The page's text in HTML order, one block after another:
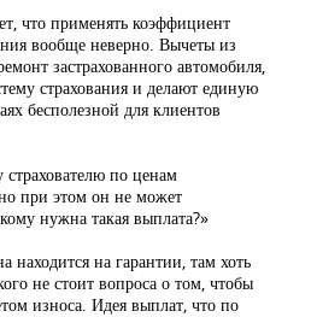
что применять коэффициент
вообще неверно. Вычеты из
застрахованного автомобиля,
страхования и делают единую
бесполезной для клиентов
по ценам
при этом он не может
нужна такая выплата?»
на гарантии, там хоть
не стоит вопроса о том, чтобы
износа. Идея выплат, что по